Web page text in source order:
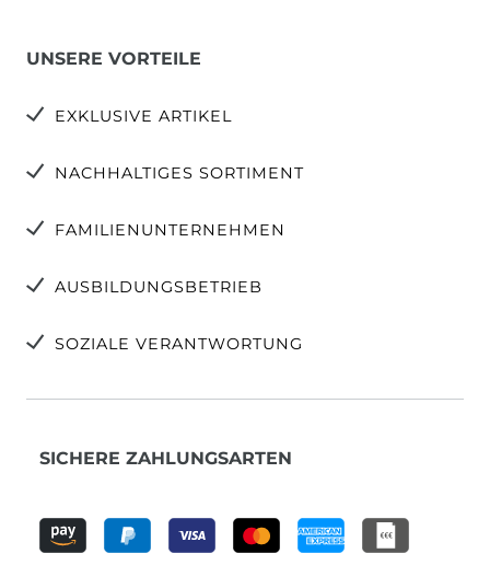
UNSERE VORTEILE
EXKLUSIVE ARTIKEL
NACHHALTIGES SORTIMENT
FAMILIENUNTERNEHMEN
AUSBILDUNGSBETRIEB
SOZIALE VERANTWORTUNG
SICHERE ZAHLUNGSARTEN